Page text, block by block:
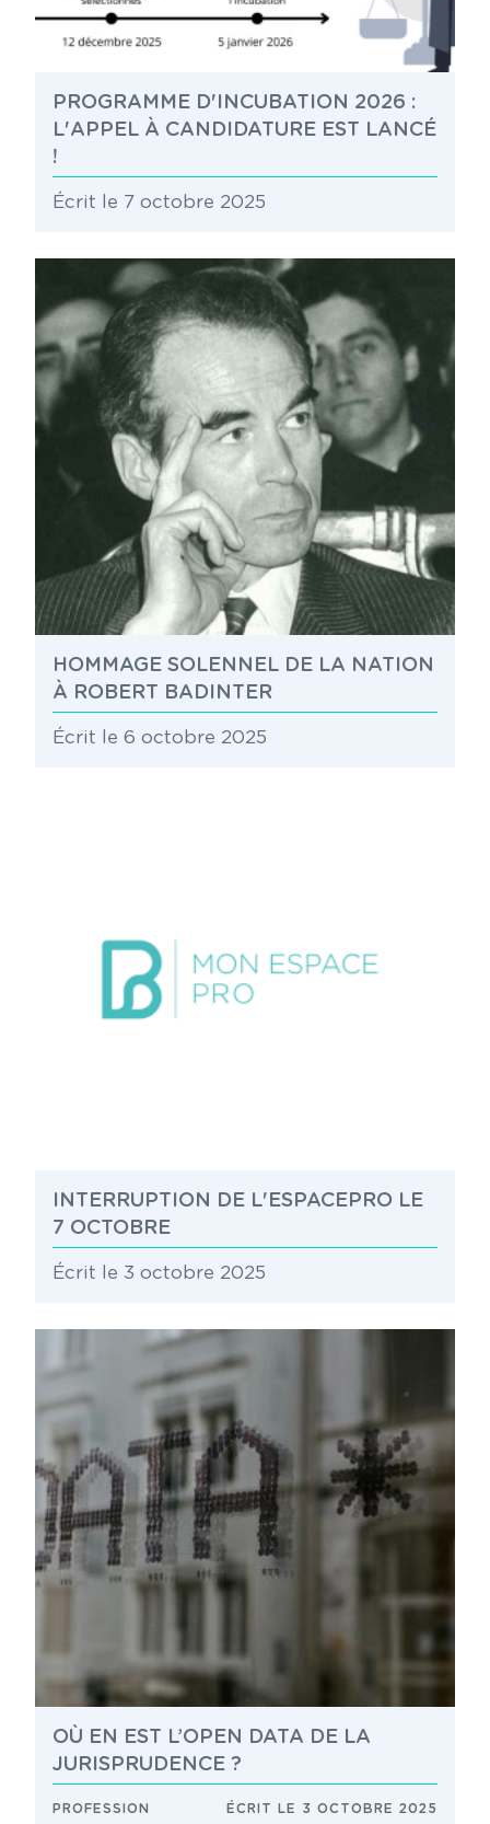
PROGRAMME D'INCUBATION 2026 :
L'APPEL À CANDIDATURE EST LANCÉ
!
Écrit le 7 octobre 2025
HOMMAGE SOLENNEL DE LA NATION
À ROBERT BADINTER
Écrit le 6 octobre 2025
INTERRUPTION DE L'ESPACEPRO LE
7 OCTOBRE
Écrit le 3 octobre 2025
OÙ EN EST L’OPEN DATA DE LA
JURISPRUDENCE ?
PROFESSION ÉCRIT LE 3 OCTOBRE 2025